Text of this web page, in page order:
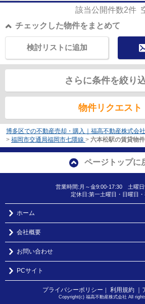
該当公開件数2件
チェックした物件をまとめて
検討リストに追加
さらに条件を絞り
物件リクエスト
博多区での不動産売却・購入｜福高不動産株式会社
> 福岡市交通局福岡市七隈線 > 六本松駅の賃貸物件
ページトップに
営業時間:月～金9:00-17:30 土曜日
定休日:第一土曜日・日曜日・
ホーム
会社概要
お問い合わせ
PCサイト
プライバシーポリシー ｜ 利用規約
Copyright(c) 福高不動産株式会社 All